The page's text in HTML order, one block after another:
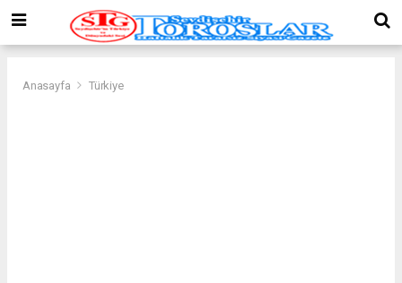
Anasayfa Türkiye